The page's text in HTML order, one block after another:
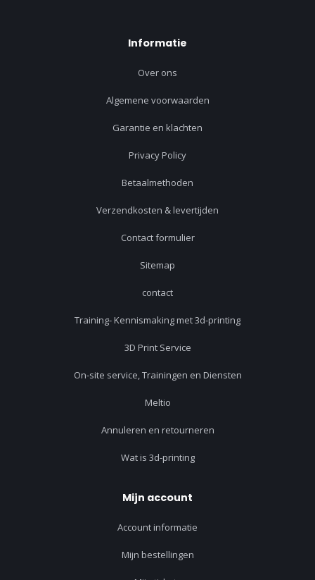
Informatie
Over ons
Algemene voorwaarden
Garantie en klachten
Privacy Policy
Betaalmethoden
Verzendkosten & levertijden
Contact formulier
Sitemap
contact
Training- Kennismaking met 3d-printing
3D Print Service
On-site service, Trainingen en Diensten
Meltio
Annuleren en retourneren
Wat is 3d-printing
Mijn account
Account informatie
Mijn bestellingen